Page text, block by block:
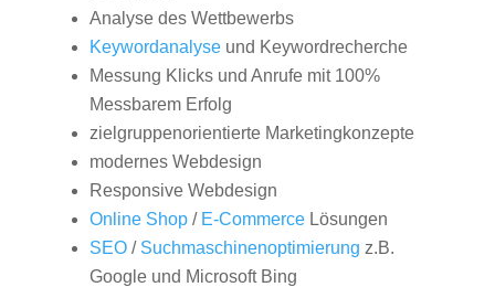
Analyse des Wettbewerbs
Keywordanalyseund Keywordrecherche
Messung Klicks und Anrufe mit 100%
Messbarem Erfolg
zielgruppenorientierte Marketingkonzepte
modernes Webdesign
Responsive Webdesign
Online Shop/ E-CommerceLösungen
SEO/ Suchmaschinenoptimierung z.B.
Google und Microsoft Bing